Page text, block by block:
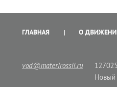
ГЛАВНАЯ О
vod@materirossii.ru
Новый